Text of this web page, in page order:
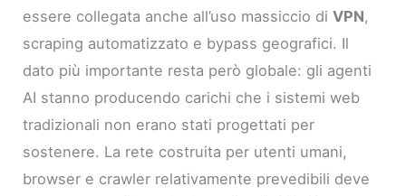
essere collegata anche all’uso massiccio diVPN,
scraping automatizzato e bypass geografici. Il
dato più importante resta però globale: gli agenti
AI stanno producendo carichi che i sistemi web
tradizionali non erano stati progettati per
sostenere. La rete costruita per utenti umani,
browser e crawler relativamente prevedibili deve